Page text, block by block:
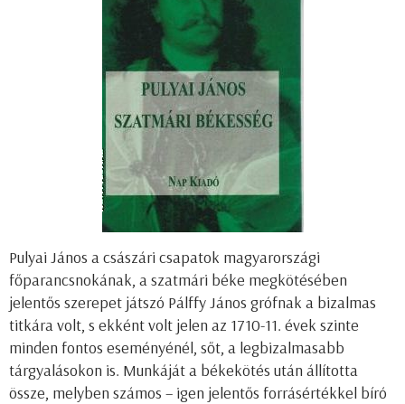
Pulyai János a császári csapatok magyarországi
főparancsnokának, a szatmári béke megkötésében
jelentős szerepet játszó Pálffy János grófnak a bizalmas
titkára volt, s ekként volt jelen az 1710-11. évek szinte
minden fontos eseményénél, sőt, a legbizalmasabb
tárgyalásokon is. Munkáját a békekötés után állította
össze, melyben számos – igen jelentős forrásértékkel bíró